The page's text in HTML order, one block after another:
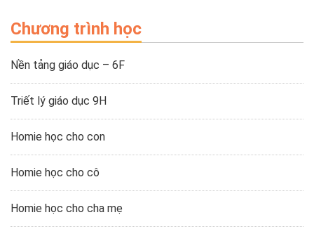
Chương trình học
Nền tảng giáo dục – 6F
Triết lý giáo dục 9H
Homie học cho con
Homie học cho cô
Homie học cho cha mẹ